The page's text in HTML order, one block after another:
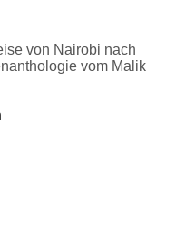
von Nairobi nach
vom Malik